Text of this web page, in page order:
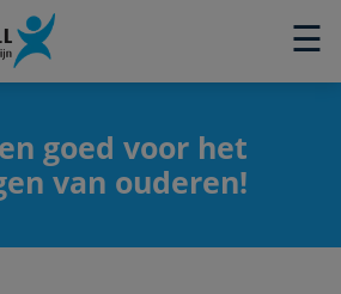
☰
×
goed voor het
van ouderen!